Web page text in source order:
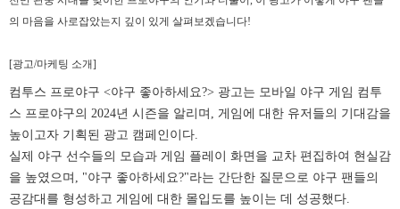
의 마음을 사로잡았는지 깊이 있게 살펴보겠습니다!
[광고/마케팅 소개]
컴투스 프로야구 <야구 좋아하세요?> 광고는 모바일 야구 게임 컴투
스 프로야구의 2024년 시즌을 알리며, 게임에 대한 유저들의 기대감을
높이고자 기획된 광고 캠페인이다.
실제 야구 선수들의 모습과 게임 플레이 화면을 교차 편집하여 현실감
을 높였으며, "야구 좋아하세요?"라는 간단한 질문으로 야구 팬들의
공감대를 형성하고 게임에 대한 몰입도를 높이는 데 성공했다.